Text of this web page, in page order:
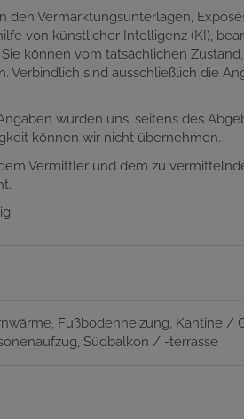
den Vermarktungsunterlagen,
von künstlicher Intelligenz (KI),
können vom tatsächlichen
Verbindlich sind ausschließlich die
wurden uns, seitens des
können wir nicht übernehmen.
Vermittler und dem zu
Fußbodenheizung Kantine /
Südbalkon / -terrasse